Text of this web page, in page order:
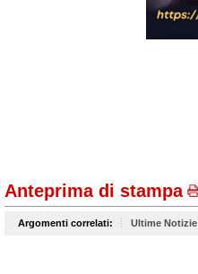
Anteprima di stampa
Argomenti correlati: Ultime Notizie